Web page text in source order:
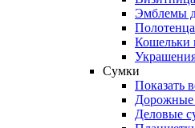
Эмблемы
Полотенца
Кошельки
Сумки
Показать
Дорожные
Деловые